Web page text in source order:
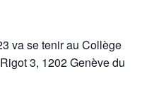
va se tenir au Collège
3, 1202 Genève du